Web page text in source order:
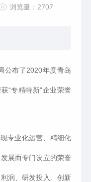
浏览量：2707
布了2020年度青岛
“专精特新”企业荣誉
专业化运营、精细化
展而专门设立的荣誉
润、研发投入、创新